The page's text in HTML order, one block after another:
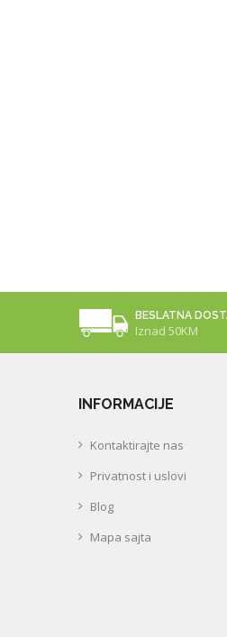
BESLATNA
Iznad 50KM
INFORMACIJE
Kontaktirajte nas
Privatnost i uslovi
Blog
Mapa sajta